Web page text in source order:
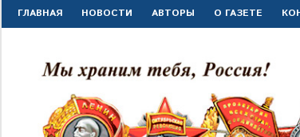
Перейти
к
ГЛАВНАЯ НОВОСТИ АВТОРЫ О ГАЗЕТЕ